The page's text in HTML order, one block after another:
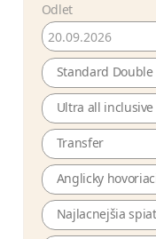
Odlet
Standard Double
Ultra all inclusive
Transfer
Anglicky
Najlacnejšia